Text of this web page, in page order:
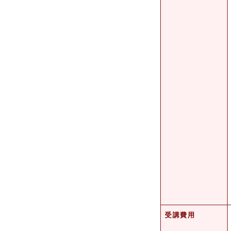
受講費用